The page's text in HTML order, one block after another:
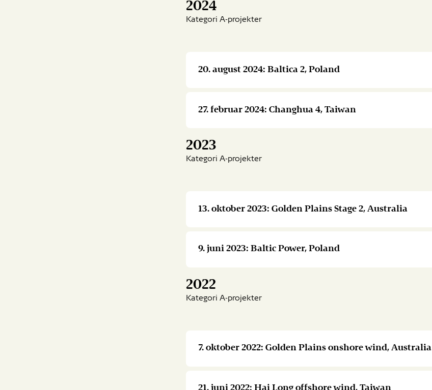
2024
Kategori A-projekter
20. august 2024: Baltica 2, Poland
27. februar 2024: Changhua 4, Taiwan
2023
Kategori A-projekter
13. oktober 2023: Golden Plains Stage 2, Australia
9. juni 2023: Baltic Power, Poland
2022
Kategori A-projekter
7. oktober 2022: Golden Plains onshore wind, Australia